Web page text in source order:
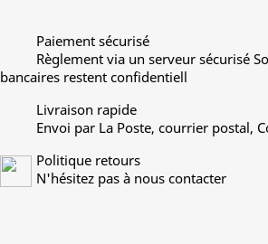
Paiement sécurisé
Règlement via un serveur sécurisé
bancaires restent confidentiell
Livraison rapide
Envoi par La Poste, courrier postal,
Politique retours
N'hésitez pas à nous contacter